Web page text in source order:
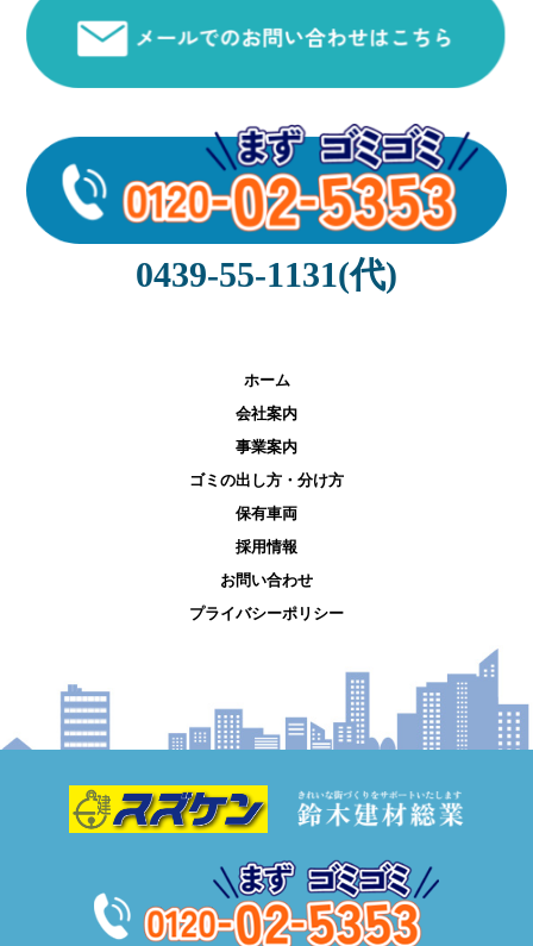
0439-55-1131(代)
ホーム
会社案内
事業案内
ゴミの出し方・分け方
保有車両
採用情報
お問い合わせ
プライバシーポリシー